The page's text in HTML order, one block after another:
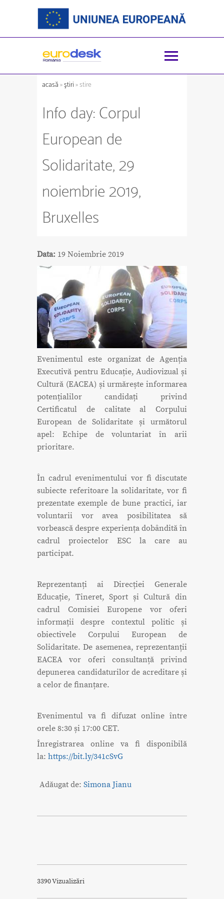
acasă»ştiri» stire
Info day: Corpul
European de
Solidaritate, 29
noiembrie 2019,
Bruxelles
Data: 19 Noiembrie 2019
Evenimentul este organizat de Agenția
Executivă pentru Educație, Audiovizual și
Cultură (EACEA) și urmărește informarea
potențialilor candidați privind
Certificatul de calitate al Corpului
European de Solidaritate și următorul
apel: Echipe de voluntariat în arii
prioritare.
În cadrul evenimentului vor fi discutate
subiecte referitoare la solidaritate, vor fi
prezentate exemple de bune practici, iar
voluntarii vor avea posibilitatea să
vorbească despre experiența dobândită în
cadrul proiectelor ESC la care au
participat.
Reprezentanți ai Direcției Generale
Educație, Tineret, Sport și Cultură din
cadrul Comisiei Europene vor oferi
informații despre contextul politic și
obiectivele Corpului European de
Solidaritate. De asemenea, reprezentanții
EACEA vor oferi consultanță privind
depunerea candidaturilor de acreditare și
a celor de finanțare.
Evenimentul va fi difuzat online între
orele 8:30 și 17:00 CET.
Înregistrarea online va fi disponibilă
la: https://bit.ly/341cSvG
Adăugat de: Simona Jianu
3390 Vizualizări